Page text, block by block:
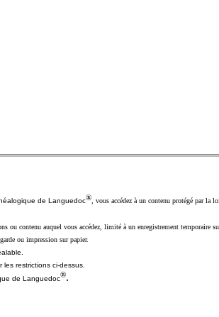
de Languedoc®, vous accédez à un contenu protégé par la
ou contenu auquel vous accédez, limité à un enregistrement temporaire
ou impression sur papier.
restrictions ci-dessus.
de Languedoc®.